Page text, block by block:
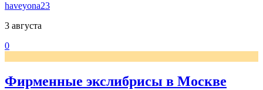
haveyona23
3 августа
0
Фирменные экслибрисы в Москве